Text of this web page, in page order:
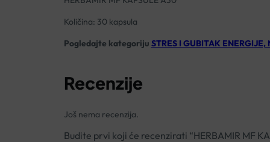
Količina: 30 kapsula
Pogledajte kategoriju STRES I GUBITAK ENERGIJE,
Recenzije
Još nema recenzija.
Budite prvi koji će recenzirati “HERBAMIR MF